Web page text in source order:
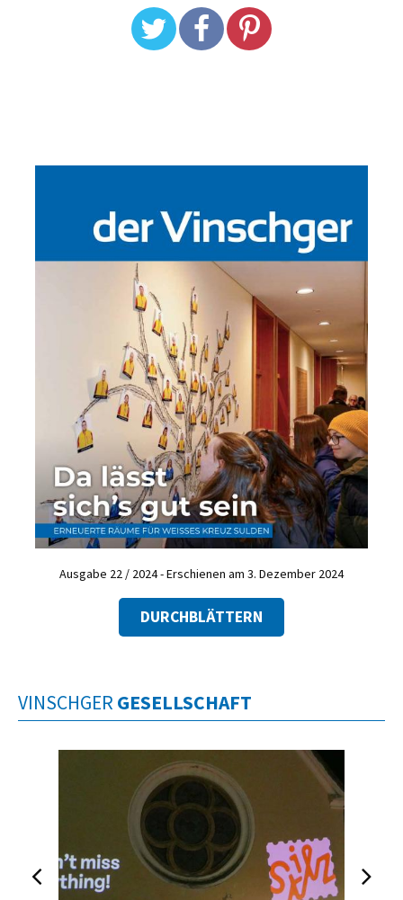
Ausgabe 22 / 2024 - Erschienen am 3. Dezember 2024
DURCHBLÄTTERN
VINSCHGER GESELLSCHAFT